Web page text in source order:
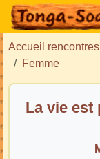
Accueil rencontres
Femme
La vie est